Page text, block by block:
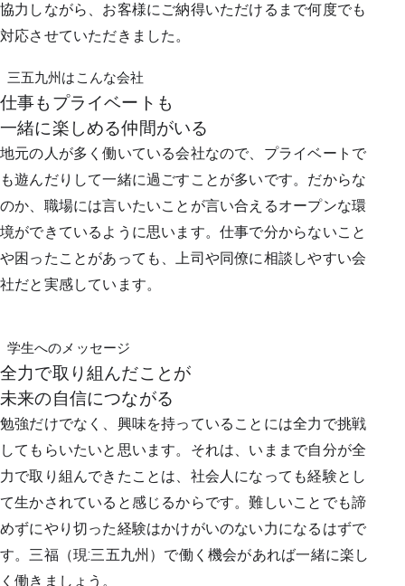
協力しながら、お客様にご納得いただけるまで何度でも
対応させていただきました。
三五九州はこんな会社
仕事もプライベートも
一緒に楽しめる仲間がいる
地元の人が多く働いている会社なので、プライベートで
も遊んだりして一緒に過ごすことが多いです。だからな
のか、職場には言いたいことが言い合えるオープンな環
境ができているように思います。仕事で分からないこと
や困ったことがあっても、上司や同僚に相談しやすい会
社だと実感しています。
学生へのメッセージ
全力で取り組んだことが
未来の自信につながる
勉強だけでなく、興味を持っていることには全力で挑戦
してもらいたいと思います。それは、いままで自分が全
力で取り組んできたことは、社会人になっても経験とし
て生かされていると感じるからです。難しいことでも諦
めずにやり切った経験はかけがいのない力になるはずで
す。三福（現:三五九州）で働く機会があれば一緒に楽し
く働きましょう。